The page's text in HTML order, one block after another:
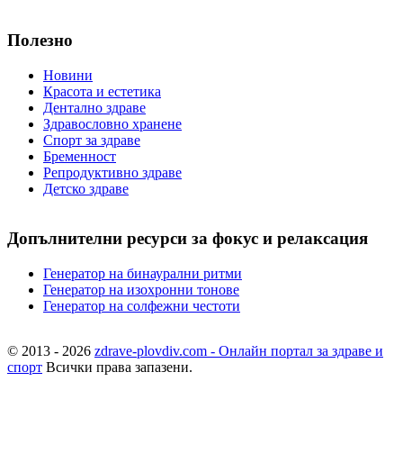
Полезно
Новини
Красота и естетика
Дентално здраве
Здравословно хранене
Спорт за здраве
Бременност
Репродуктивно здраве
Детско здраве
Допълнителни ресурси за фокус и релаксация
Генератор на бинаурални ритми
Генератор на изохронни тонове
Генератор на солфежни честоти
© 2013 - 2026 zdrave-plovdiv.com - Онлайн портал за здраве и
спорт Всички права запазени.